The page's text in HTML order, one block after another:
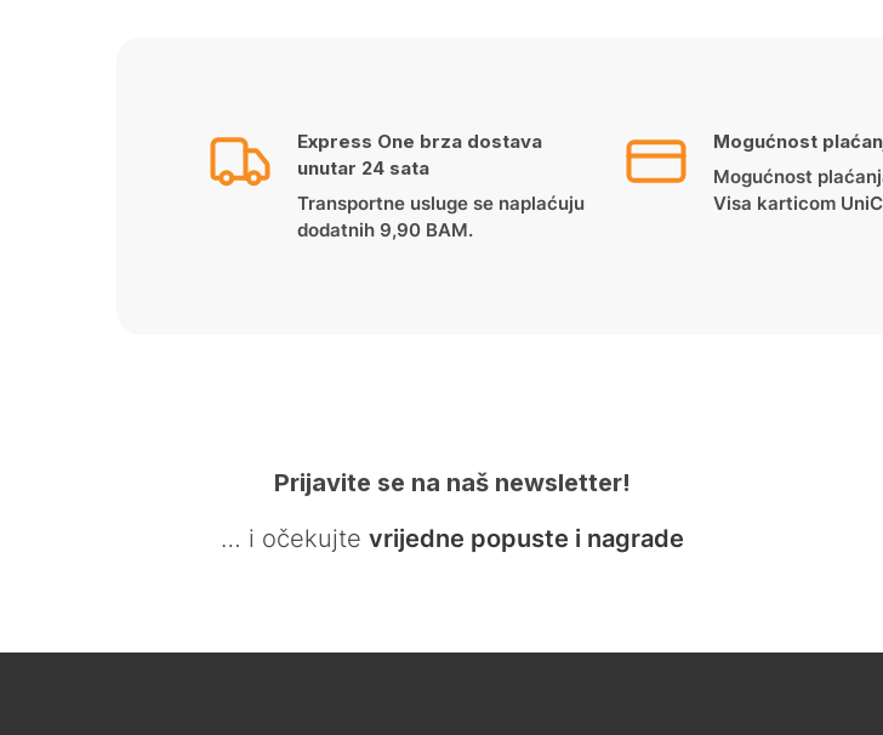
Express One brza dostava
unutar 24 sata
Transportne usluge se naplaćuju
dodatnih 9,90 BAM.
Mogućnost
Mogućnost
Visa karticom
Prijavite se na naš newsletter!
… i očekujte vrijedne popuste i nagrade